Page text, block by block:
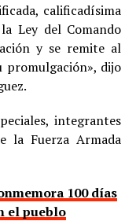
calificadísima
Ley del Comando
y se remite al
promulgación», dijo
integrantes
la Fuerza Armada
100 días
el pueblo